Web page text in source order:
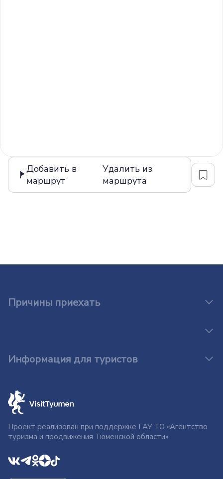
Добавить в
маршрут
Удалить из
маршрута
Причины приехать
Информация для туристов
Проект реализован при поддержке ГАУ ТО «Агентство
туризма и продвижения Тюменской области»